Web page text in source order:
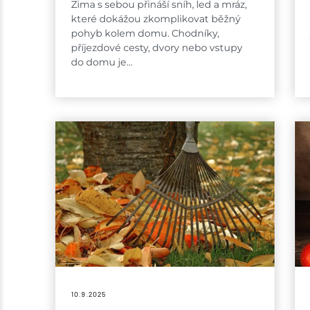
Zima s sebou přináší sníh, led a mráz,
které dokážou zkomplikovat běžný
pohyb kolem domu. Chodníky,
příjezdové cesty, dvory nebo vstupy
do domu je…
10.9. 2025